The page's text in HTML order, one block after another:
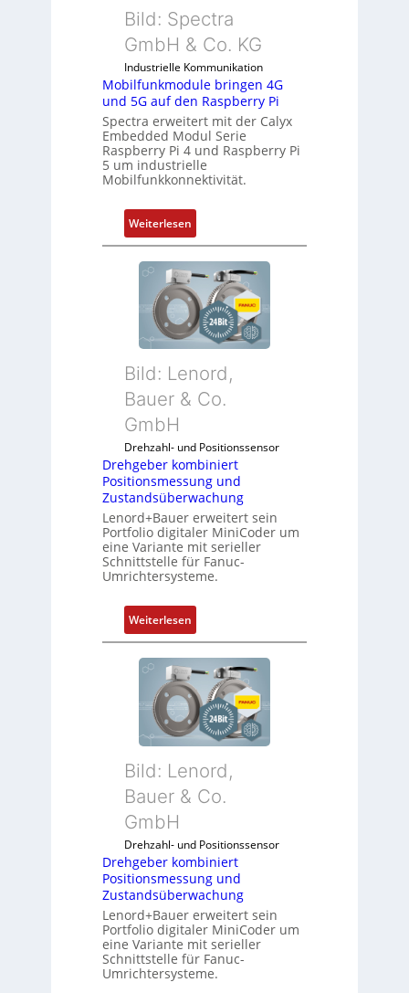
z
i
l
m
m
b
r
n
e
n
I
d
u
s
t
r
e
-
C
l
ä
s
s
t
s
c
h
e
x
i
b
e
l
f
r
d
i
e
A
n
w
e
d
u
g
k
o
n
f
i
g
u
Bild: Spectra
GmbH & Co. KG
Industrielle Kommunikation
Mobilfunkmodule bringen 4G
und 5G auf den Raspberry Pi
Spectra erweitert mit der Calyx
Embedded Modul Serie
Raspberry Pi 4 und Raspberry Pi
5 um industrielle
Mobilfunkkonnektivität.
Weiterlesen:
M
o
b
i
f
n
d
u
l
b
r
i
g
e
n
G
u
n
G
a
e
n
R
a
s
p
Bild: Lenord,
Bauer & Co.
GmbH
Drehzahl- und Positionssensor
Drehgeber kombiniert
Positionsmessung und
Zustandsüberwachung
Lenord+Bauer erweitert sein
Portfolio digitaler MiniCoder um
eine Variante mit serieller
Schnittstelle für Fanuc-
Umrichtersysteme.
Weiterlesen:
D
r
e
h
g
e
e
m
b
i
i
e
r
t
Bild: Lenord,
Bauer & Co.
GmbH
Drehzahl- und Positionssensor
Drehgeber kombiniert
Positionsmessung und
Zustandsüberwachung
Lenord+Bauer erweitert sein
Portfolio digitaler MiniCoder um
eine Variante mit serieller
Schnittstelle für Fanuc-
Umrichtersysteme.